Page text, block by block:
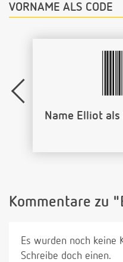
VORNAME ALS CODE
Name Elliot als
Kommentare zu
Es wurden noch keine
Schreibe doch einen.